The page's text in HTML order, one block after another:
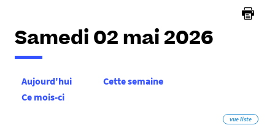
Samedi 02 mai 2026
Aujourd'hui
Cette semaine
Ce mois-ci
vue liste